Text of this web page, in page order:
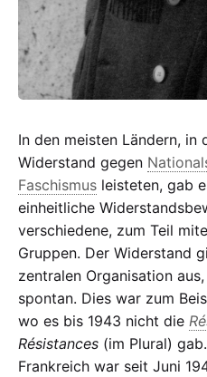
In den meisten Ländern, in
Widerstand gegen
Faschismus leisteten, gab
einheitliche
verschiedene, zum Teil
Gruppen. Der Widerstand
zentralen Organisation
spontan. Dies war zum
wo es bis 1943 nicht die
Résistances (im Plural) gab.
Frankreich war seit Juni